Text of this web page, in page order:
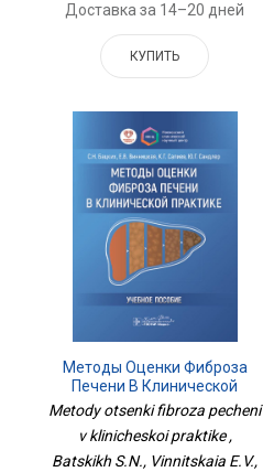
Доставка за 14–20 дней
КУПИТЬ
Методы Оценки Фиброза
Печени В Клинической
Практике
Metody otsenki fibroza pecheni
v klinicheskoi praktike ,
Batskikh S.N., Vinnitskaia E.V.,